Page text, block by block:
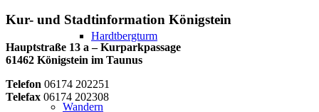
Hardtbergturm
Wandern
Kur- und Stadtinformation Königstein
Hauptstraße 13 a – Kurparkpassage
61462 Königstein im Taunus
Telefon 06174 202251
Telefax 06174 202308